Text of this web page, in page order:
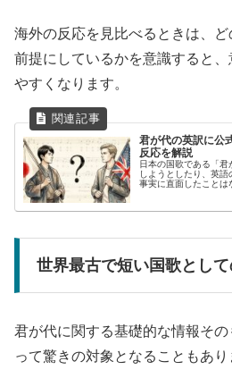
海外の反応を見比べるときは、
前提にしているかを意識すると
やすくなります。
君が代の英訳に公
反応を解説
日本の国歌である「君
しようとしたり、英
事実に直面したことは
世界最古で短い国歌とし
君が代に関する基礎的な情報そ
って驚きの対象となることもあり